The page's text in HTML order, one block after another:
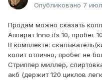
Опубликовано 7
Продам можно сказать
Аппарат Inno ifs 10, пробег
В комплекте:
колит отлично, пробег не
Стриппер миллер,
акб (держит 120 циклов